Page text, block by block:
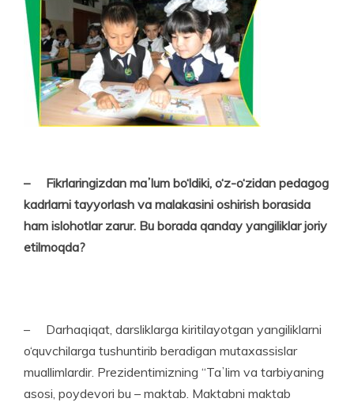
– Fikrlaringizdan maʼlum bo‘ldiki, o‘z-o‘zidan pedagog
kadrlarni tayyorlash va mala­kasini oshirish borasida
ham islohotlar zarur. Bu borada qan­day yangiliklar joriy
etil­moqda?
– Darhaqiqat, darsliklarga kiritilayotgan yangiliklarni
o‘quvchilarga tushuntirib beradigan mutaxassislar
muallimlardir. Prezidentimizning “Taʼlim va tarbiyaning
asosi, poydevori bu – maktab. Maktabni maktab